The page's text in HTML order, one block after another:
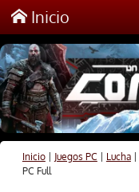
Inicio
Inicio| Juegos PC Lucha|
PC Full